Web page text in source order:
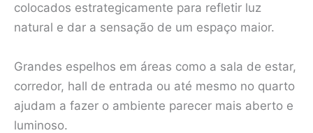
colocados estrategicamente para refletir luz
natural e dar a sensação de um espaço maior.
Grandes espelhos em áreas como a sala de estar,
corredor, hall de entrada ou até mesmo no quarto
ajudam a fazer o ambiente parecer mais aberto e
luminoso.